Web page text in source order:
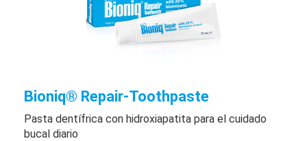
Bioniq® Repair-Toothpaste
Pasta dentífrica con hidroxiapatita para el cuidado
bucal diario